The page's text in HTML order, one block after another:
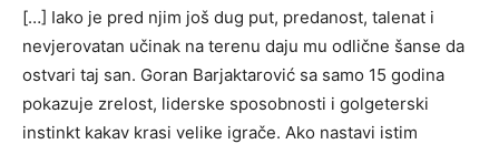
[…] Iako je pred njim još dug put, predanost, talenat i
nevjerovatan učinak na terenu daju mu odlične šanse da
ostvari taj san. Goran Barjaktarović sa samo 15 godina
pokazuje zrelost, liderske sposobnosti i golgeterski
instinkt kakav krasi velike igrače. Ako nastavi istim